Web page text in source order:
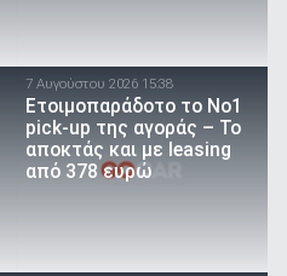
7 Αυγούστου 2026 15:38
Ετοιμοπαράδοτο το Νο1
pick-up της αγοράς – Το
αποκτάς και με leasing
από 378 ευρώ